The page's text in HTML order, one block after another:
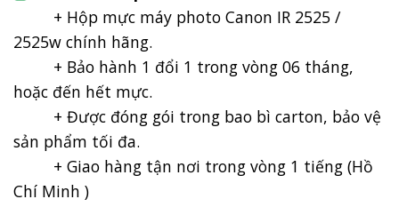
+ Hộp mực máy photo Canon IR 2525 /
2525w chính hãng.
+ Bảo hành 1 đổi 1 trong vòng 06 tháng,
hoặc đến hết mực.
+ Được đóng gói trong bao bì carton, bảo vệ
sản phẩm tối đa.
+ Giao hàng tận nơi trong vòng 1 tiếng (Hồ
Chí Minh )